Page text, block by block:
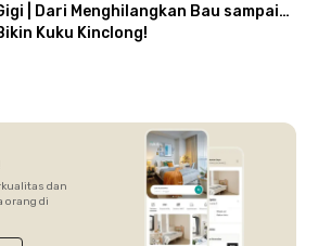
| Dari Menghilangkan Bau sampai
Kuku Kinclong!
dan
orang di